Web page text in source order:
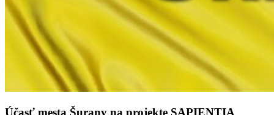
Účasť mesta Šurany na projekte SAPIENTIA